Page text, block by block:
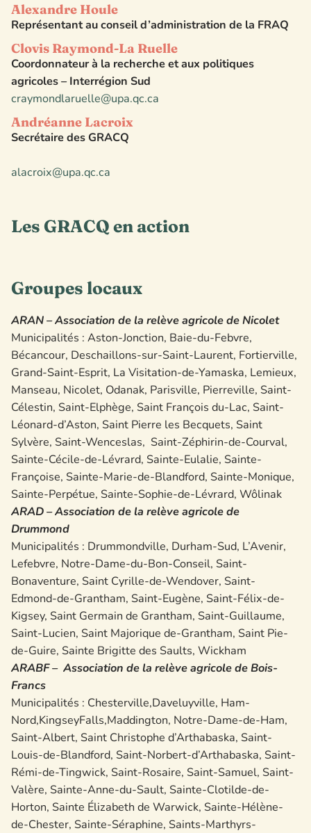
Alexandre Houle
Représentant au conseil d’administration de la FRAQ
Clovis Raymond-La Ruelle
Coordonnateur à la recherche et aux politiques
agricoles – Interrégion Sud
craymondlaruelle@upa.qc.ca
Andréanne Lacroix
Secrétaire des GRACQ
alacroix@upa.qc.ca
Les GRACQ en action
Groupes locaux
ARAN – Association de la relève agricole de Nicolet
Municipalités : Aston-Jonction, Baie-du-Febvre,
Bécancour, Deschaillons-sur-Saint-Laurent, Fortierville,
Grand-Saint-Esprit, La Visitation-de-Yamaska, Lemieux,
Manseau, Nicolet, Odanak, Parisville, Pierreville, Saint-
Célestin, Saint-Elphège, Saint François du-Lac, Saint-
Léonard-d’Aston, Saint Pierre les Becquets, Saint
Sylvère, Saint-Wenceslas, Saint-Zéphirin-de-Courval,
Sainte-Cécile-de-Lévrard, Sainte-Eulalie, Sainte-
Françoise, Sainte-Marie-de-Blandford, Sainte-Monique,
Sainte-Perpétue, Sainte-Sophie-de-Lévrard, Wôlinak
ARAD – Association de la relève agricole de
Drummond
Municipalités : Drummondville, Durham-Sud, L’Avenir,
Lefebvre, Notre-Dame-du-Bon-Conseil, Saint-
Bonaventure, Saint Cyrille-de-Wendover, Saint-
Edmond-de-Grantham, Saint-Eugène, Saint-Félix-de-
Kigsey, Saint Germain de Grantham, Saint-Guillaume,
Saint-Lucien, Saint Majorique de-Grantham, Saint Pie-
de-Guire, Sainte Brigitte des Saults, Wickham
ARABF – Association de la relève agricole de Bois-
Francs
Municipalités : Chesterville,Daveluyville, Ham-
Nord,KingseyFalls,Maddington, Notre-Dame-de-Ham,
Saint-Albert, Saint Christophe d’Arthabaska, Saint-
Louis-de-Blandford, Saint-Norbert-d’Arthabaska, Saint-
Rémi-de-Tingwick, Saint-Rosaire, Saint-Samuel, Saint-
Valère, Sainte-Anne-du-Sault, Sainte-Clotilde-de-
Horton, Sainte Élizabeth de Warwick, Sainte-Hélène-
de-Chester, Sainte-Séraphine, Saints-Marthyrs-